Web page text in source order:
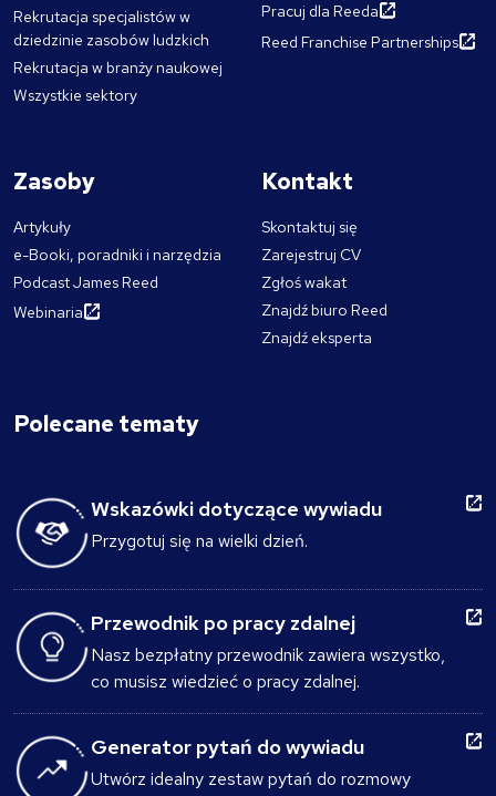
Rekrutacja specjalistów w
dziedzinie zasobów ludzkich
Rekrutacja w branży naukowej
Wszystkie sektory
Pracuj dla Reeda
Reed Franchise Partnerships
Zasoby
Artykuły
e-Booki, poradniki i narzędzia
Podcast James Reed
Webinaria
Kontakt
Skontaktuj się
Zarejestruj CV
Zgłoś wakat
Znajdź biuro Reed
Znajdź eksperta
Polecane tematy
Wskazówki dotyczące wywiadu
Przygotuj się na wielki dzień.
Przewodnik po pracy zdalnej
Nasz bezpłatny przewodnik zawiera wszystko,
co musisz wiedzieć o pracy zdalnej.
Generator pytań do wywiadu
Utwórz idealny zestaw pytań do rozmowy